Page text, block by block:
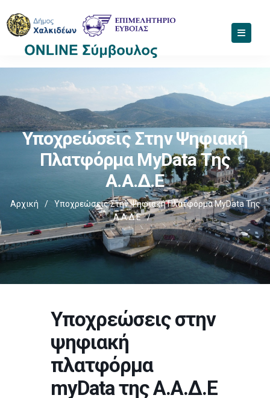
Υποχρεώσεις Στην Ψηφιακή
Πλατφόρμα MyData Της
Α.Α.Δ.Ε
Αρχική /
Υποχρεώσεις Στην Ψηφιακή Πλατφόρμα MyData Της
Α.Α.Δ.Ε
/
Υποχρεώσεις στην
ψηφιακή
πλατφόρμα
myData της Α.Α.Δ.Ε